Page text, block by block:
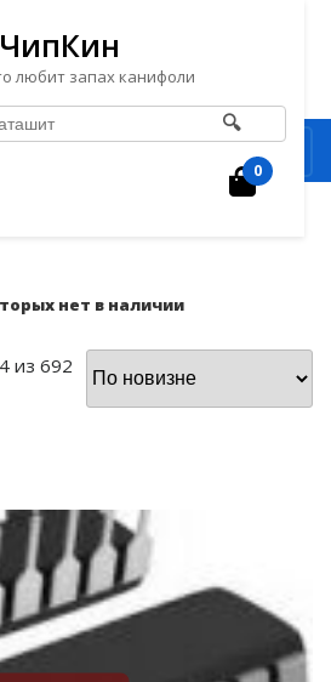
ЧипКин
любит запах канифоли
🔍
0
нет в наличии
из 692